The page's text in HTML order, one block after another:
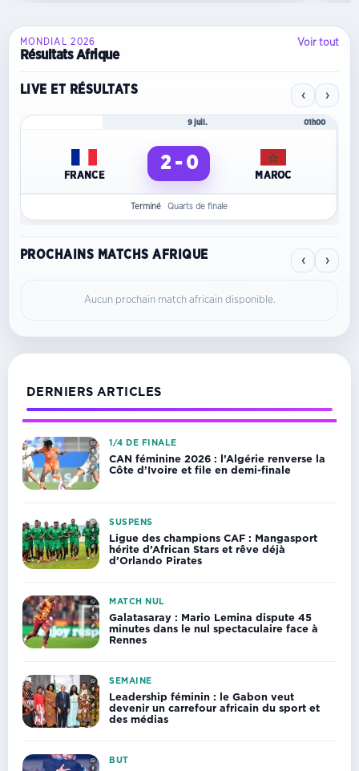
MONDIAL 2026
Résultats Afrique
Voir tout
LIVE ET RÉSULTATS ‹ ›
9 juil. 01h00
FRANCE
2 - 0
MAROC
Terminé Quarts de finale
PROCHAINS MATCHS AFRIQUE ‹ ›
Aucun prochain match africain disponible.
DERNIERS ARTICLES
1/4 DE FINALE
CAN féminine 2026 : l’Algérie renverse la
Côte d’Ivoire et file en demi-finale
SUSPENS
Ligue des champions CAF : Mangasport
hérite d’African Stars et rêve déjà
d’Orlando Pirates
MATCH NUL
Galatasaray : Mario Lemina dispute 45
minutes dans le nul spectaculaire face à
Rennes
SEMAINE
Leadership féminin : le Gabon veut
devenir un carrefour africain du sport et
des médias
BUT